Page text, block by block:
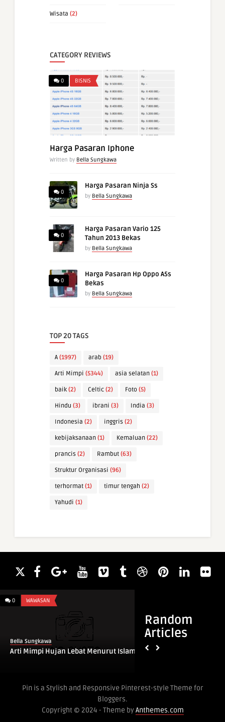
Wisata (2)
CATEGORY REVIEWS
0 BISNIS
Harga Pasaran Iphone
Written by Bella Sungkawa
0
Harga Pasaran Ninja Ss
by Bella Sungkawa
0
Harga Pasaran Vario 125
Tahun 2013 Bekas
by Bella Sungkawa
0
Harga Pasaran Hp Oppo A5s
Bekas
by Bella Sungkawa
TOP 20 TAGS
A (1997) arab (19)
Arti Mimpi (5344) asia selatan (1)
baik (2) Celtic (2) Foto (5)
Hindu (3) ibrani (3) India (3)
Indonesia (2) inggris (2)
kebijaksanaan (1) Kemaluan (22)
prancis (2) Rambut (63)
Struktur Organisasi (96)
terhormat (1) timur tengah (2)
Yahudi (1)
Random
Articles
0 WAWASAN
Bella Sungkawa
Arti Mimpi Hujan Lebat Menurut Islam
Pin is a Stylish and Responsive Pinterest-style Theme for
Bloggers.
Copyright © 2024 - Theme byAnthemes.com